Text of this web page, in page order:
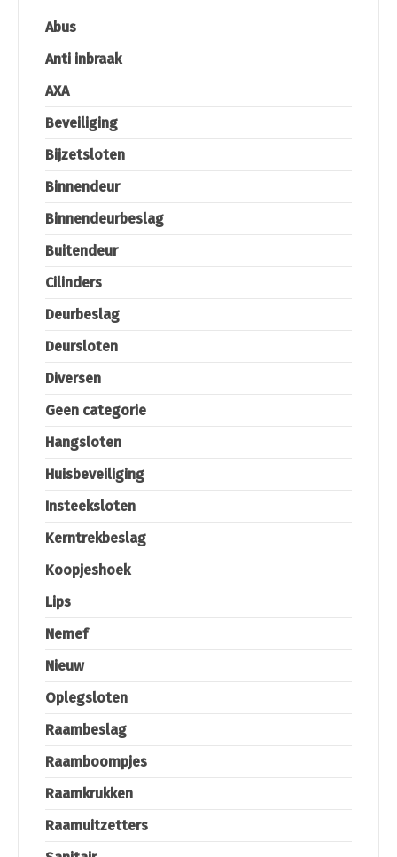
Abus
Anti inbraak
AXA
Beveiliging
Bijzetsloten
Binnendeur
Binnendeurbeslag
Buitendeur
Cilinders
Deurbeslag
Deursloten
Diversen
Geen categorie
Hangsloten
Huisbeveiliging
Insteeksloten
Kerntrekbeslag
Koopjeshoek
Lips
Nemef
Nieuw
Oplegsloten
Raambeslag
Raamboompjes
Raamkrukken
Raamuitzetters